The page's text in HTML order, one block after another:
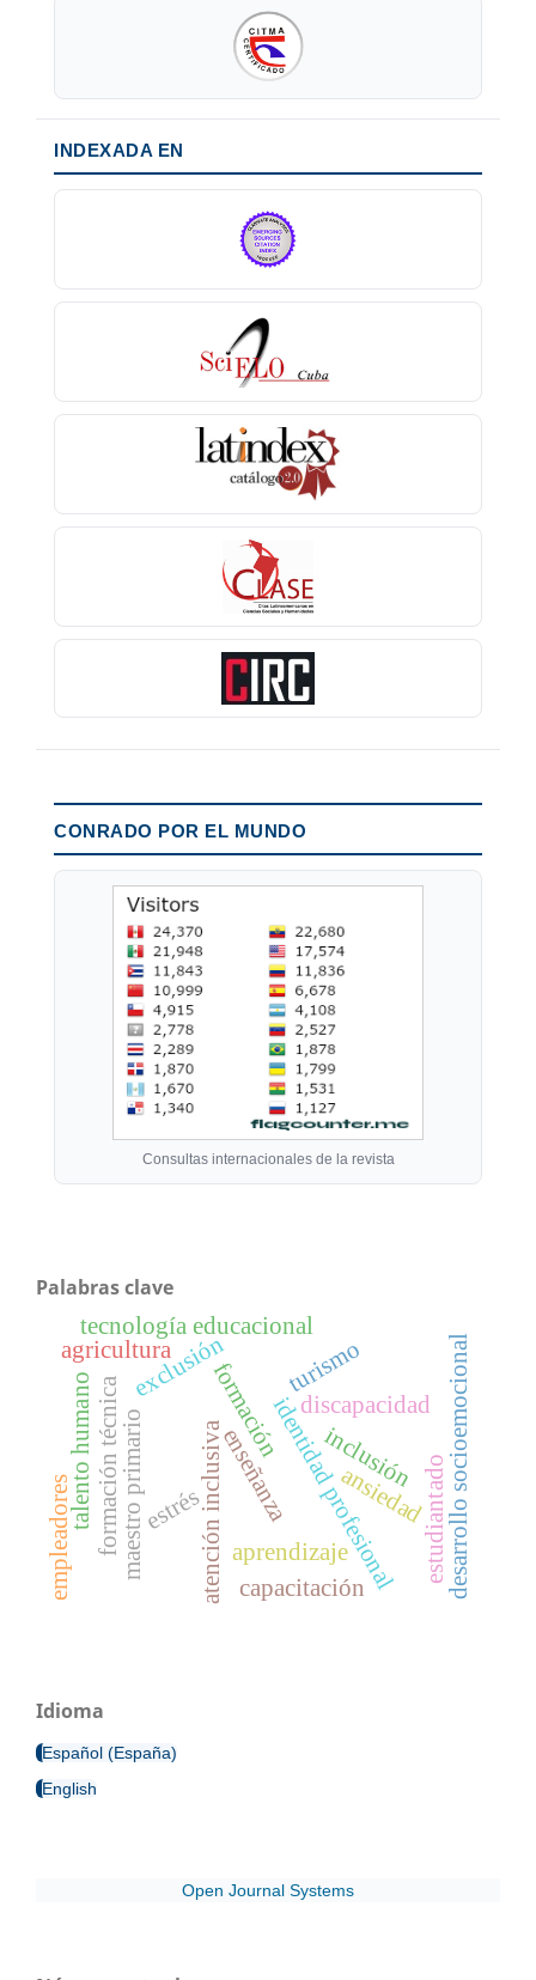
INDEXADA EN
CONRADO POR EL MUNDO
Consultas internacionales de la revista
Palabras clave
formación
atención inclusiva identidad profesional
enseñanza
aprendizaje
inclusión
exclusión
discapacidad
capacitación
tecnología educacional
estrés ansiedad
maestro primario
agricultura
formación técnica
turismo desarrollo socioemocional
talento humano
empleadores estudiantado
Idioma
Español (España)
English
Open Journal Systems